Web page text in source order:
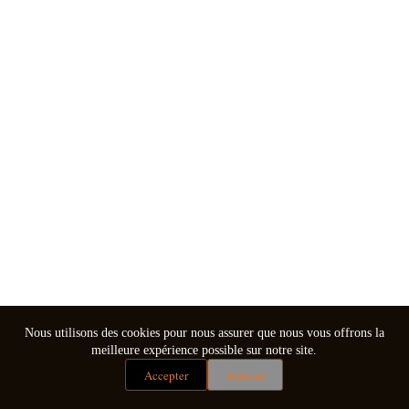
Nous utilisons des cookies pour nous assurer que nous vous offrons la
meilleure expérience possible sur notre site.
Accepter Refuser
Mentions légales
Conditions générales de vente